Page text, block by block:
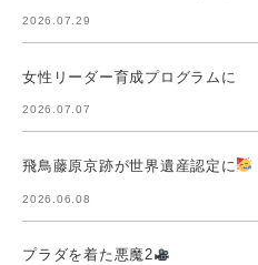
2026.07.29
女性リーダー育成プログラムに
2026.07.07
飛鳥藤原京跡が世界遺産認定に
2026.06.08
プラダを着た悪魔2